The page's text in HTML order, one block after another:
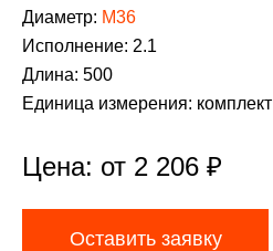
Диаметр: М36
Исполнение: 2.1
Длина: 500
Единица измерения: комплект
Цена: от 2 206 ₽
Оставить заявку